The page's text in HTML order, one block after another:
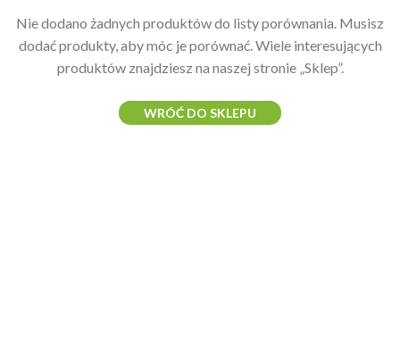
Nie dodano żadnych produktów do listy porównania. Musisz
dodać produkty, aby móc je porównać.Wiele interesujących
produktów znajdziesz na naszej stronie „Sklep”.
WRÓĆ DO SKLEPU